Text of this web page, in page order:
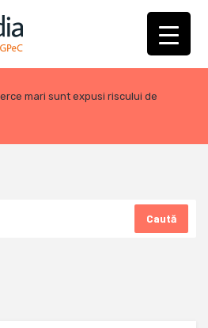
mari sunt expusi riscului de
Caută